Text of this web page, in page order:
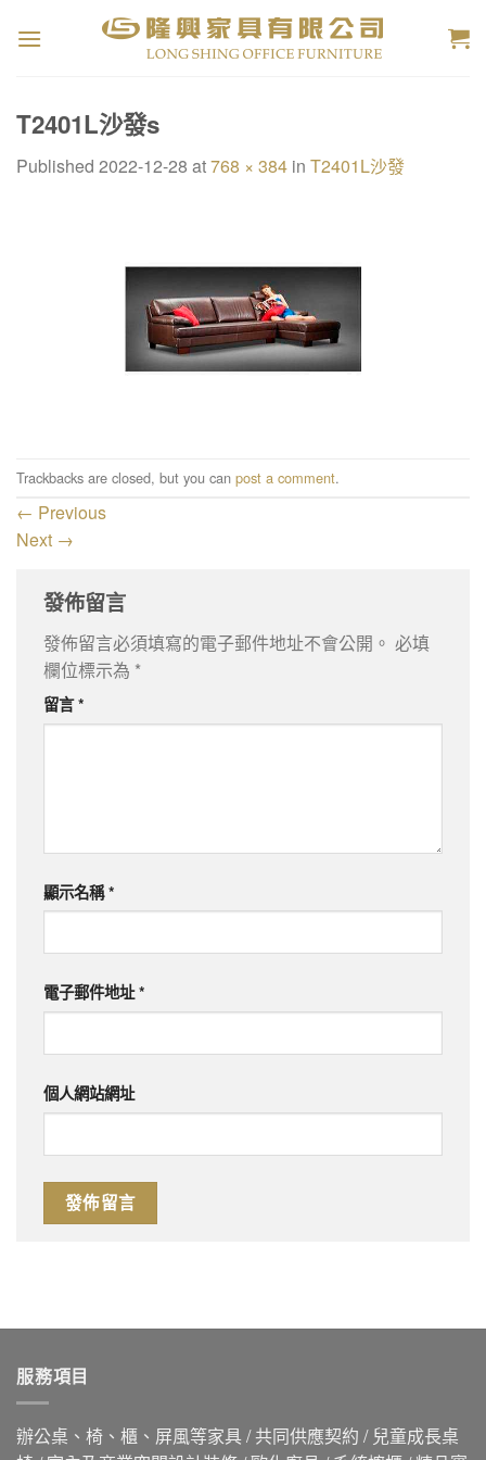
T2401L沙發s
Published 2022-12-28 at768 × 384 in T2401L沙發
Trackbacks are closed, but you can post a comment.
← Previous
Next →
發佈留言
發佈留言必須填寫的電子郵件地址不會公開。 必填
欄位標示為 *
留言*
顯示名稱*
電子郵件地址*
個人網站網址
服務項目
辦公桌、椅、櫃、屏風等家具 / 共同供應契約 / 兒童成長桌